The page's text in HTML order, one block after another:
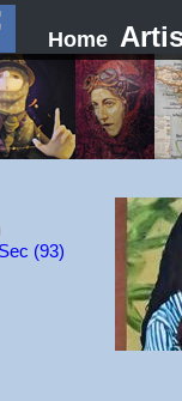
Home
(93)